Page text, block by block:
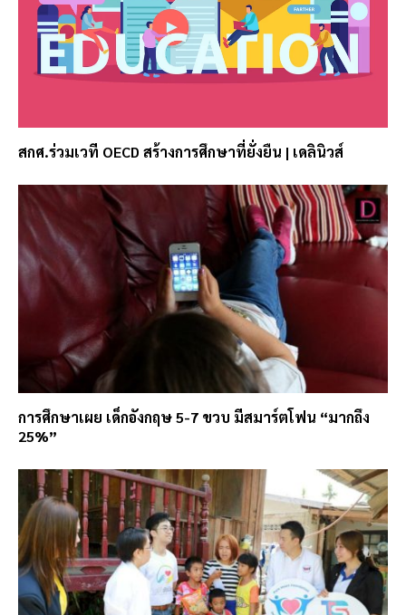
สกศ.ร่วมเวที OECD สร้างการศึกษาที่ยั่งยืน | เดลินิวส์
การศึกษาเผย เด็กอังกฤษ 5-7 ขวบ มีสมาร์ตโฟน “มากถึง
25%”